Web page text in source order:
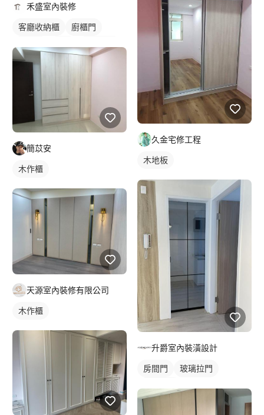
禾盛室內裝修
客廳收納櫃
廚櫃門
簡苡安
木作櫃
天源室內裝修有限公司
木作櫃
久金宅修工程
木地板
升爵室內裝潢設計
房間門
玻璃拉門